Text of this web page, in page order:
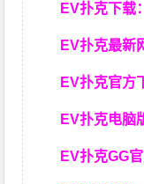
EV扑克下载
EV扑克最新
EV扑克官方
EV扑克电脑
EV扑克GG